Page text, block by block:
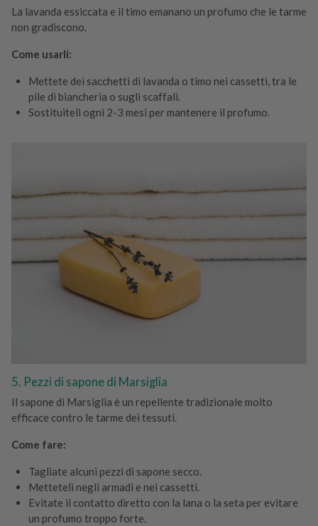
La lavanda essiccata e il timo emanano un profumo che le tarme
non gradiscono.
Come usarli:
Mettete dei sacchetti di lavanda o timo nei cassetti, tra le
pile di biancheria o sugli scaffali.
Sostituiteli ogni 2-3 mesi per mantenere il profumo.
5. Pezzi di sapone di Marsiglia
Il sapone di Marsiglia è un repellente tradizionale molto
efficace contro le tarme dei tessuti.
Come fare:
Tagliate alcuni pezzi di sapone secco.
Metteteli negli armadi e nei cassetti.
Evitate il contatto diretto con la lana o la seta per evitare
un profumo troppo forte.